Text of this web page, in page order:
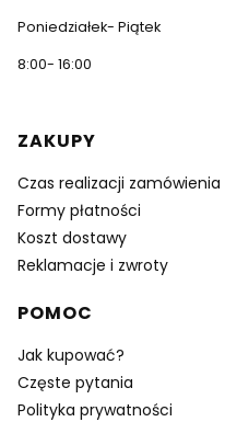
Poniedziałek- Piątek
8:00- 16:00
Linki w stopce
ZAKUPY
Czas realizacji zamówienia
Formy płatności
Koszt dostawy
Reklamacje i zwroty
POMOC
Jak kupować?
Częste pytania
Polityka prywatności